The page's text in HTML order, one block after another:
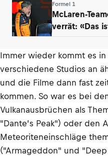
Formel 1
McLaren-
verrät: «Das
Immer wieder kommt es
verschiedene Studios an
und die Filme dann fast
kommen. So war es bei
Vulkanausbrüchen als
"Dante’s Peak") oder den
Meteoriteneinschläge
("Armageddon" und